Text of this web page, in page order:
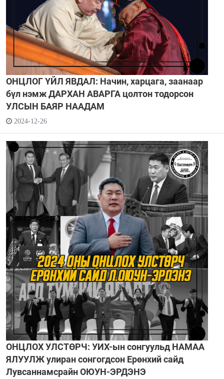
ОНЦЛОГ ҮЙЛ ЯВДАЛ: Начин, харцага, заанаар
бүл нэмж ДАРХАН АВАРГА цолтон тодорсон
УЛСЫН БАЯР НААДАМ
2024-12-26
ОНЦЛОХ УЛСТӨРЧ: УИХ-ын сонгуульд НАМАА
ЯЛУУЛЖ улиран сонгогдсон Ерөнхий сайд
Лувсаннамсрайн ОЮУН-ЭРДЭНЭ